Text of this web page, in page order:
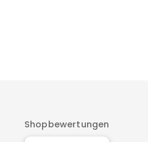
Shopbewertungen